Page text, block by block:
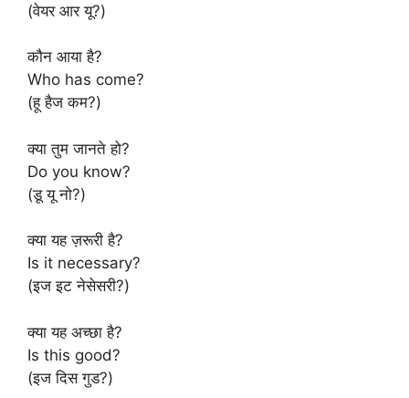
(वेयर आर यू?)
कौन आया है?
Who has come?
(हू हैज कम?)
क्या तुम जानते हो?
Do you know?
(डू यू नो?)
क्या यह ज़रूरी है?
Is it necessary?
(इज इट नेसेसरी?)
क्या यह अच्छा है?
Is this good?
(इज दिस गुड?)